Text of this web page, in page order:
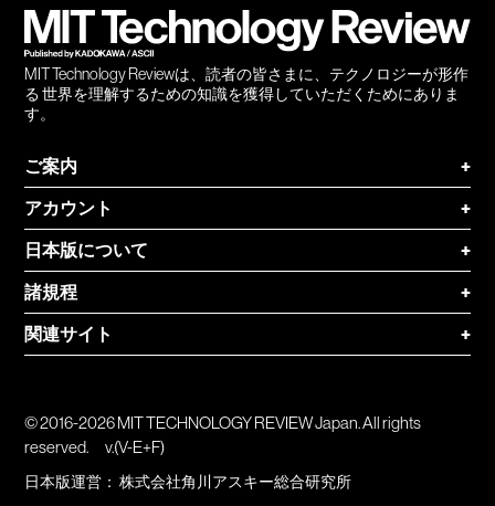
MIT Technology Reviewは、読者の皆さまに、テクノロジーが形作
る 世界を理解するための知識を獲得していただくためにありま
す。
ご案内
+
アカウント
+
日本版について
+
諸規程
+
関連サイト
+
© 2016-2026 MIT TECHNOLOGY REVIEW Japan. All rights
reserved.
v.(V-E+F)
日本版運営：株式会社角川アスキー総合研究所